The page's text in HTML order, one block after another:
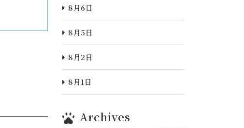
8月6日
8月5日
8月2日
8月1日
Archives